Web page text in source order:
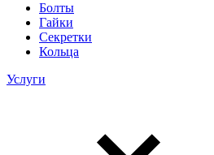
Болты
Гайки
Секретки
Кольца
Услуги